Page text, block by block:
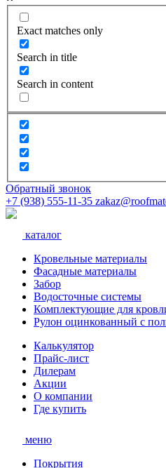
Exact matches only
Search in title
Search in content
Обратный звонок
+7 (938) 555-11-35
каталог
Кровельные материалы
Фасадные материалы
Забор
Водосточные системы
Комплектующие для
Рулон оцинкованный с
Калькулятор
Прайс-лист
Дилерам
Акции
О компании
Где купить
меню
Покрытия